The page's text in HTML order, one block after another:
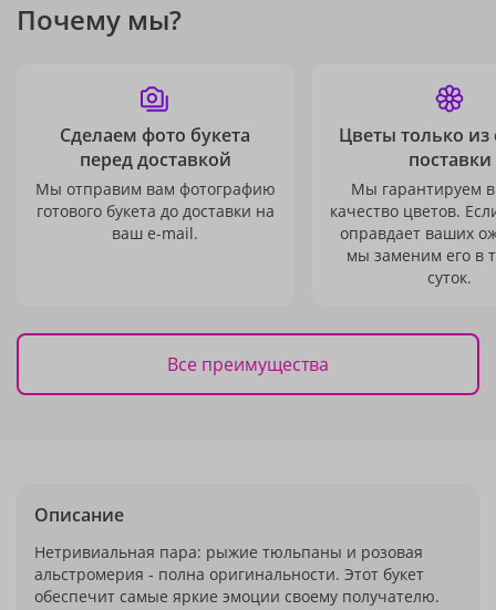
Почему мы?
Сделаем фото букета
перед доставкой
Мы отправим вам фотографию
готового букета до доставки на
ваш e-mail.
Цветы только из
поставки
Мы гарантируем
качество цветов.
оправдает ваших
мы заменим его в
суток.
Все преимущества
Описание
Нетривиальная пара: рыжие тюльпаны и розовая
альстромерия - полна оригинальности. Этот букет
обеспечит самые яркие эмоции своему получателю.